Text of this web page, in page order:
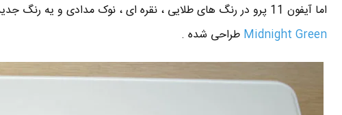
اما آیفون 11 پرو در رنگ های طلایی ، نقره ای ، نوک مدادی و یه رنگ جدید به نام سبز نصف شبی به انگلیسی
Midnight Green طراحی شده .